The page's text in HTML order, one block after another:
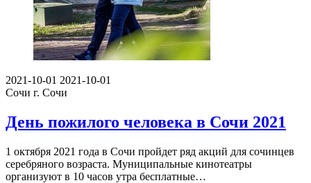
2021-10-01 2021-10-01
Сочи г. Сочи
День пожилого человека в Сочи 2021
1 октября 2021 года в Сочи пройдет ряд акций для сочинцев
серебряного возраста. Муниципальные кинотеатры
организуют в 10 часов утра бесплатные…